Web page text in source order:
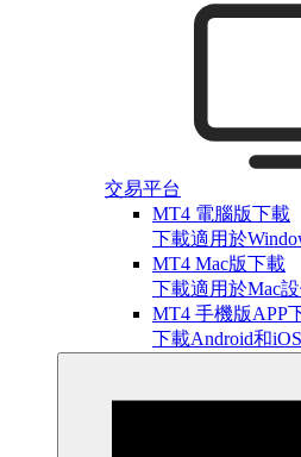
交易平台
MT4 電腦版下載
下載適用於
MT4 Mac版下載
下載適用於Mac
MT4 手機版APP
下載Android和